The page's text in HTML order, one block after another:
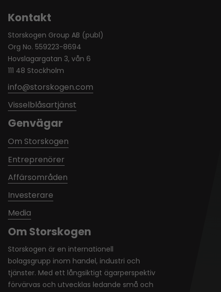
Om Storskogen
Storskogen är en internationell
bolagsgrupp inom handel, industri och
tjänster. Med ett långsiktigt ägarperspektiv
förvärvas och utvecklas ledande små och
Kontakt
Storskogen Group AB (publ)
Org No. 559223-8694
Hovslagargatan 3, vån 6
111 48 Stockholm
info@storskogen.com
Visselblåsartjänst
Genvägar
Om Storskogen
Entreprenörer
Affärsområden
Investerare
Media